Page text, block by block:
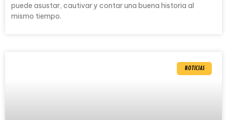
puede asustar, cautivar y contar una buena historia al
mismo tiempo.
NOTICIAS